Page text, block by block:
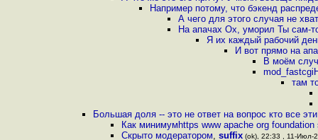
Например потому, что бэкенд
А чего для этого случая не
На апачах Ох, уморил Ты сам-
Я их каждый рабочий
И вот прямо на
В моём
там
Большая доля -- это не ответ на вопрос кто все
Как минимумhttps www apache org foundation
Скрыто модератором, suffix (ok), 22:33 , 11-Июл-